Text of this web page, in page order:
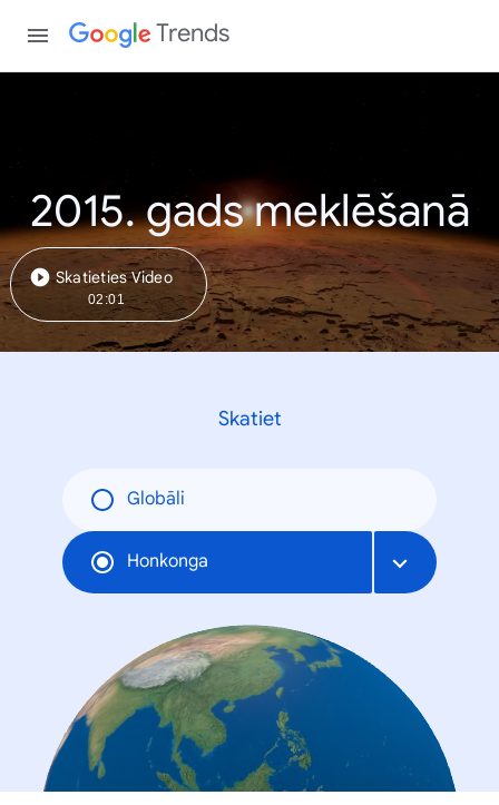
Trends
2015. gads meklēšanā
Skatieties Video
02:01
Skatiet
Globāli
Honkonga